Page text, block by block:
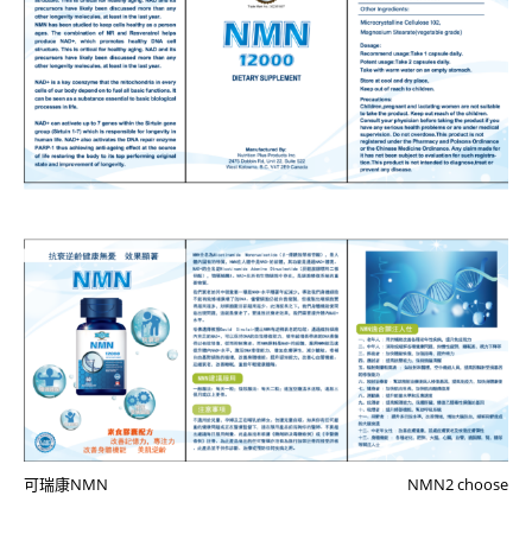
可瑞康NMN NMN2 choose